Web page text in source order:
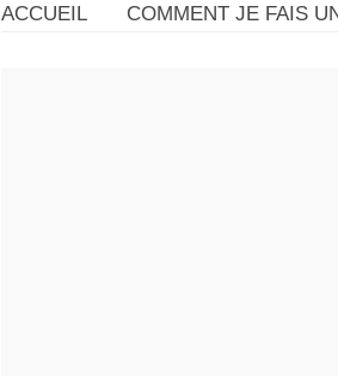
ACCUEIL COMMENT JE FAIS